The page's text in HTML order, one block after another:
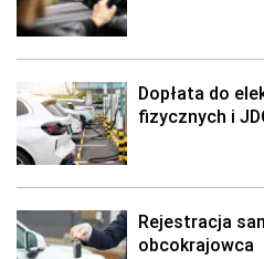
Dopłata do
fizycznych i
Rejestracja
obcokrajowca